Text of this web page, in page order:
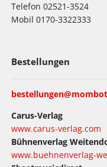
Telefon 02521-3524
Mobil 0170-3322333
Bestellungen
Carus-Verlag
www.carus-verlag.com
Bühnenverlag
www.buehnenverlag-